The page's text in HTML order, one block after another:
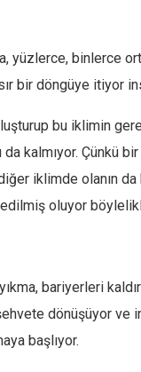
yüzlerce, binlerce
bir döngüye itiyor
bu iklimin
kalmıyor. Çünkü
iklimde olanın
edilmiş oluyor
bariyerleri
dönüşüyor ve
başlıyor.